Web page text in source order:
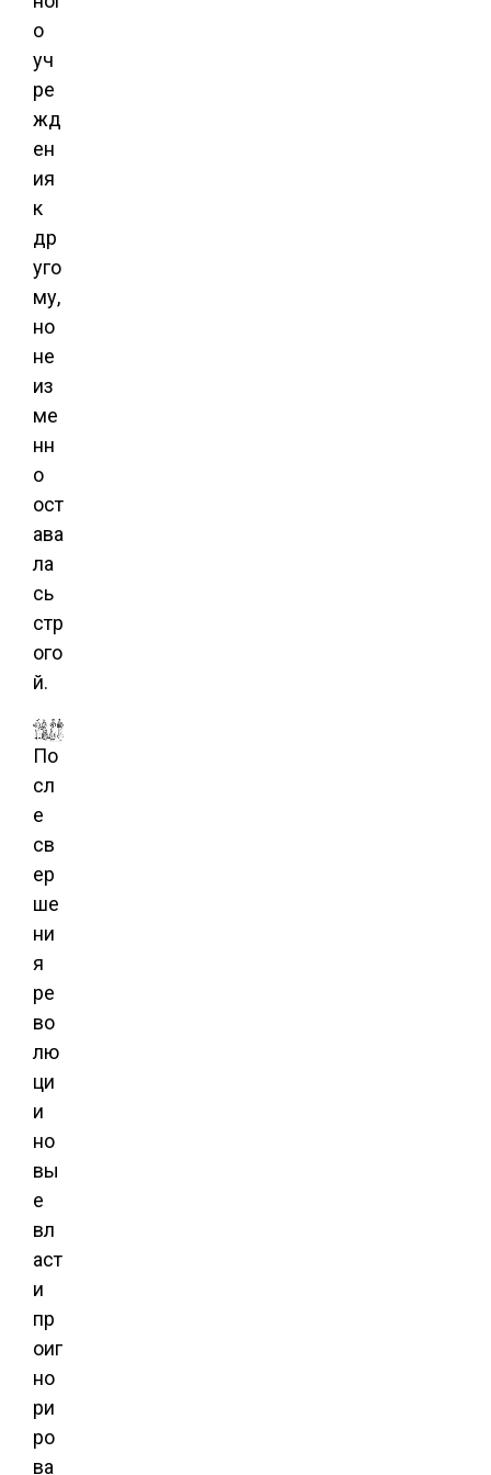
о
уч
ре
жд
ен
ия
к
др
уго
му,
но
не
из
ме
нн
о
ост
ава
ла
сь
стр
ого
й.
По
сл
е
св
ер
ше
ни
я
ре
во
лю
ци
и
но
вы
е
вл
аст
и
пр
оиг
но
ри
ро
ва